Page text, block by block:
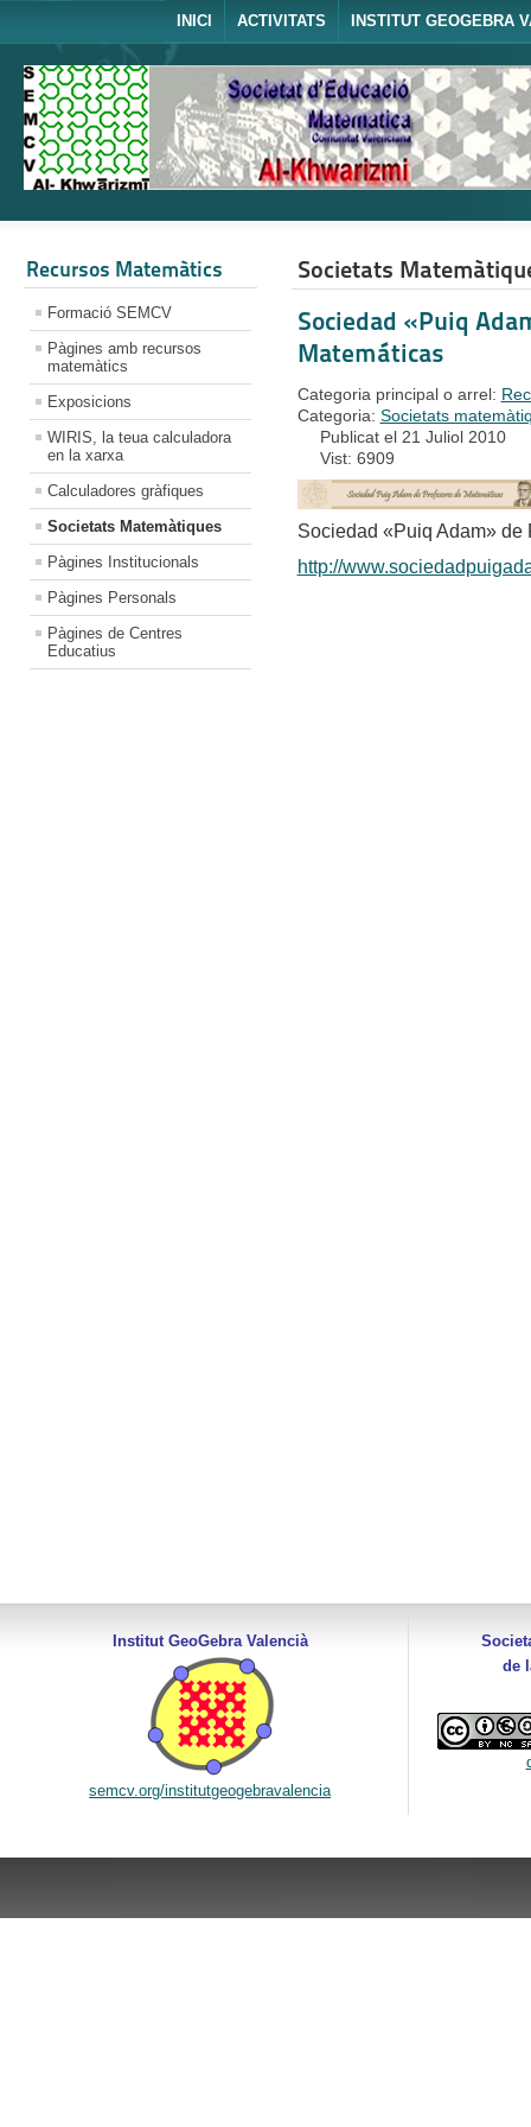
INICI ACTIVITATS INSTITUT GEOGEBRA
Recursos Matemàtics
Formació SEMCV
Pàgines amb recursos
matemàtics
Exposicions
WIRIS, la teua calculadora
en la xarxa
Calculadores gràfiques
Societats Matemàtiques
Pàgines Institucionals
Pàgines Personals
Pàgines de Centres
Educatius
Societats
Sociedad «Puiq
Matemáticas
Categoria principal o arrel:
Categoria: Societats
Publicat el 21 Juliol 2010
Vist: 6909
Sociedad «Puiq Adam» de
http://
Institut GeoGebra Valencià
semcv.org/institutgeogebravalencia
de